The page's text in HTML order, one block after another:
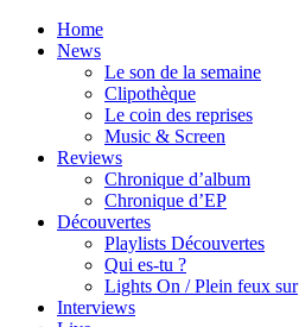
Home
News
Le son de la semaine
Clipothèque
Le coin des reprises
Music & Screen
Reviews
Chronique d’album
Chronique d’EP
Découvertes
Playlists Découvertes
Qui es-tu ?
Lights On / Plein feux sur
Interviews